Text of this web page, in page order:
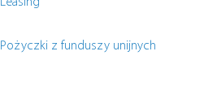
Pożyczki z funduszy unijnych